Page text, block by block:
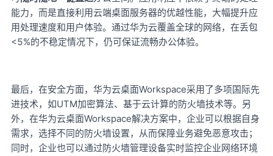
能力，而是直接利用云端桌面服务器的优越性能，大幅提升应
用处理速度和用户体验。通过华为云覆盖全球的网络，在丢包
<5%的不稳定情况下，仍可保证流畅办公体验。
最后，在安全方面，华为云桌面Workspace采用了多项国际先
进技术，如UTM加密算法、基于云计算的防火墙技术等。另
外，在华为云桌面Workspace解决方案中，企业可以根据自身
需求，选择不同的防火墙设置，从而保障业务避免恶意攻击；
同时，企业也可以通过防火墙管理设备实时监控企业网络环境